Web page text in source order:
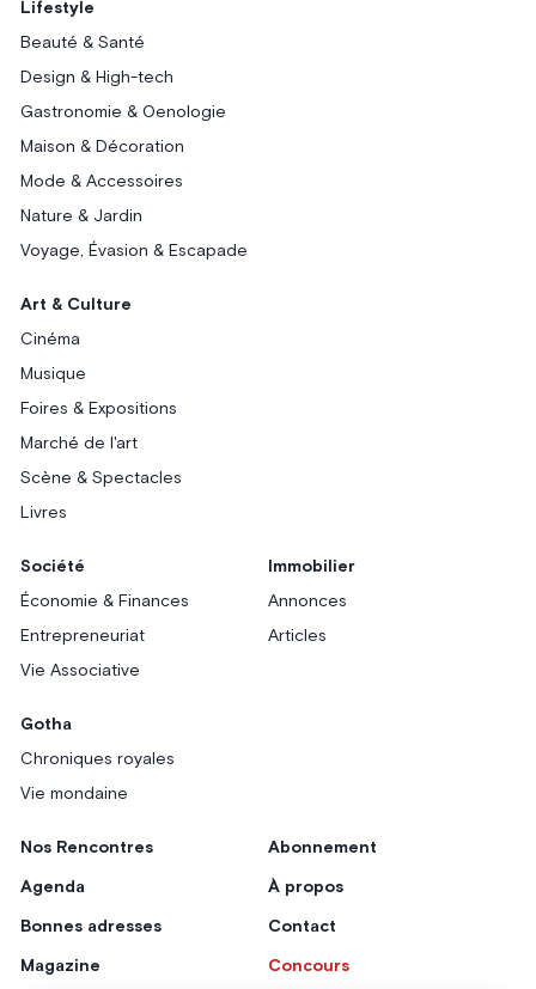
Lifestyle
Beauté & Santé
Design & High-tech
Gastronomie & Oenologie
Maison & Décoration
Mode & Accessoires
Nature & Jardin
Voyage, Évasion & Escapade
Art & Culture
Cinéma
Musique
Foires & Expositions
Marché de l'art
Scène & Spectacles
Livres
Société
Économie & Finances
Entrepreneuriat
Vie Associative
Immobilier
Annonces
Articles
Gotha
Chroniques royales
Vie mondaine
Nos Rencontres
Agenda
Bonnes adresses
Magazine
Abonnement
À propos
Contact
Concours